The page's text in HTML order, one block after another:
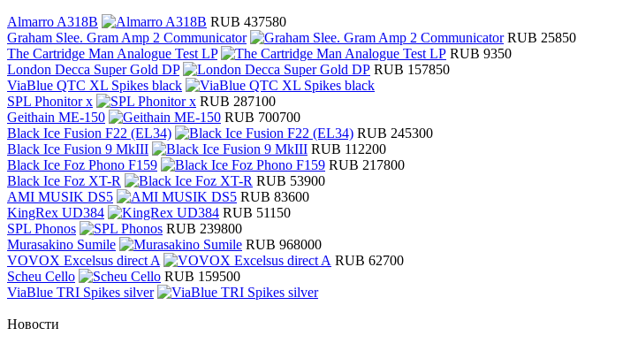
Almarro A318B
RUB 437580
Graham Slee. Gram Amp 2 Communicator
RUB 25850
The Cartridge Man Analogue Test LP
RUB 9350
London Decca Super Gold DP
RUB 157850
ViaBlue QTC XL Spikes black
SPL Phonitor x
RUB 287100
Geithain ME-150
RUB 700700
Black Ice Fusion F22 (EL34)
RUB 245300
Black Ice Fusion 9 MkIII
RUB 112200
Black Ice Foz Phono F159
RUB 217800
Black Ice Foz XT-R
RUB 53900
AMI MUSIK DS5
RUB 83600
KingRex UD384
RUB 51150
SPL Phonos
RUB 239800
Murasakino Sumile
RUB 968000
VOVOX Excelsus direct A
RUB 62700
Scheu Cello
RUB 159500
ViaBlue TRI Spikes silver
Новости